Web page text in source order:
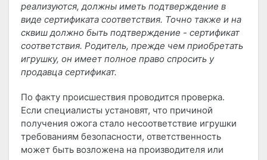
реализуются, должны иметь подтверждение в
виде сертификата соответствия. Точно также и на
сквиш должно быть подтверждение - сертификат
соответствия. Родитель, прежде чем приобретать
игрушку, он имеет полное право спросить у
продавца сертификат.
По факту происшествия проводится проверка.
Если специалисты установят, что причиной
получения ожога стало несоответствие игрушки
требованиям безопасности, ответственность
может быть возложена на производителя или